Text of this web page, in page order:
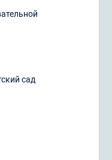
сад